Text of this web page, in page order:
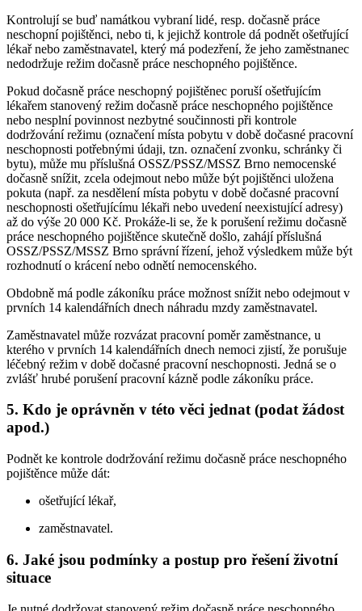
Kontrolují se buď namátkou vybraní lidé, resp. dočasně práce
neschopní pojištěnci, nebo ti, k jejichž kontrole dá podnět ošetřující
lékař nebo zaměstnavatel, který má podezření, že jeho zaměstnanec
nedodržuje režim dočasně práce neschopného pojištěnce.
Pokud dočasně práce neschopný pojištěnec poruší ošetřujícím
lékařem stanovený režim dočasně práce neschopného pojištěnce
nebo nesplní povinnost nezbytné součinnosti při kontrole
dodržování režimu (označení místa pobytu v době dočasné pracovní
neschopnosti potřebnými údaji, tzn. označení zvonku, schránky či
bytu), může mu příslušná OSSZ/PSSZ/MSSZ Brno nemocenské
dočasně snížit, zcela odejmout nebo může být pojištěnci uložena
pokuta (např. za nesdělení místa pobytu v době dočasné pracovní
neschopnosti ošetřujícímu lékaři nebo uvedení neexistující adresy)
až do výše 20 000 Kč. Prokáže-li se, že k porušení režimu dočasně
práce neschopného pojištěnce skutečně došlo, zahájí příslušná
OSSZ/PSSZ/MSSZ Brno správní řízení, jehož výsledkem může být
rozhodnutí o krácení nebo odnětí nemocenského.
Obdobně má podle zákoníku práce možnost snížit nebo odejmout v
prvních 14 kalendářních dnech náhradu mzdy zaměstnavatel.
Zaměstnavatel může rozvázat pracovní poměr zaměstnance, u
kterého v prvních 14 kalendářních dnech nemoci zjistí, že porušuje
léčebný režim v době dočasné pracovní neschopnosti. Jedná se o
zvlášť hrubé porušení pracovní kázně podle zákoníku práce.
5. Kdo je oprávněn v této věci jednat (podat žádost
apod.)
Podnět ke kontrole dodržování režimu dočasně práce neschopného
pojištěnce může dát:
ošetřující lékař,
zaměstnavatel.
6. Jaké jsou podmínky a postup pro řešení životní
situace